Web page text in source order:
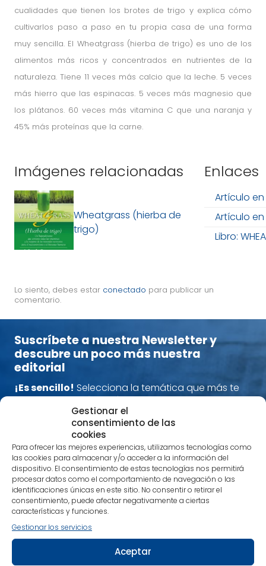
Gestionar el
consentimiento de las
cookies
Para ofrecer las mejores experiencias, utilizamos tecnologías como
las cookies para almacenar y/o acceder a la información del
dispositivo. El consentimiento de estas tecnologías nos permitirá
procesar datos como el comportamiento de navegación o las
identificaciones únicas en este sitio. No consentir o retirar el
consentimiento, puede afectar negativamente a ciertas
características y funciones.
Gestionar los servicios
Aceptar
cualidades que tienen los brotes de trigo y explica cómo
cultivarlos paso a paso en tu propia casa de una forma
muy sencilla. El Wheatgrass (hierba de trigo) es uno de los
alimentos más ricos y concentrados en nutrientes de la
naturaleza. Tiene 11 veces más calcio que la leche. 5 veces
más hierro que las espinacas. 5 veces más magnesio que
los plátanos. 60 veces más vitamina C que una naranja y
45% más proteínas que la carne.
Imágenes relacionadas
Wheatgrass (hierba de
trigo)
Enlaces
Artículo en
Artículo
Libro:
Lo siento, debes estar conectado para publicar un
comentario.
Suscríbete a nuestra Newsletter y
descubre un poco más nuestra
editorial
¡Es sencillo! Selecciona la temática que más te
interese y estarás al día tanto de nuestras
publicaciones más recientes como de noticias
relacionadas con nuestra editorial.
Nos encanta compartir contigo tu pasión por los
libros que despiertan una nueva conciencia.
Alimenta cuerpo, mente y espíritu con nuestras
recomendaciones.
¡Estamos en contacto!
Nombre*